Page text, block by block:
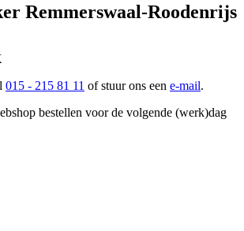
Remmerswaal-Roodenrijs
015 - 215 81 11 of stuur ons een e-mail.
bestellen voor de volgende (werk)dag